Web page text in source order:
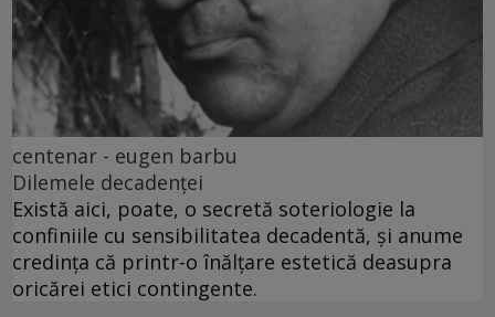
centenar - eugen barbu
Dilemele decadenței
Există aici, poate, o secretă soteriologie la
confiniile cu sensibilitatea decadentă, și anume
credința că printr-o înălțare estetică deasupra
oricărei etici contingente.